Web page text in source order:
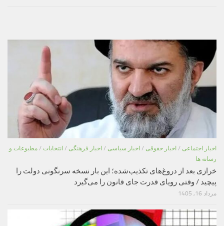
اخبار اجتماعی / اخبار حقوقی / اخبار سیاسی / اخبار فرهنگی / انتخابات / مطبوعات و
رسانه ها
خرازی بعد از دروغ‌های تکذیب‌شده؛ این بار نسخه سرنگونی دولت را
پیچید / وقتی رویای قدرت جای قانون را می‌گیرد
مرداد 16, 1405